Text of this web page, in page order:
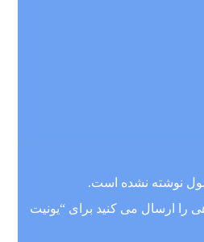
نوشته نشده است.
را ارسال می کنید برای “یونیت